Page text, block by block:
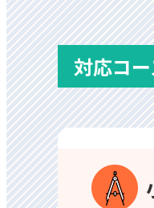
対応コ